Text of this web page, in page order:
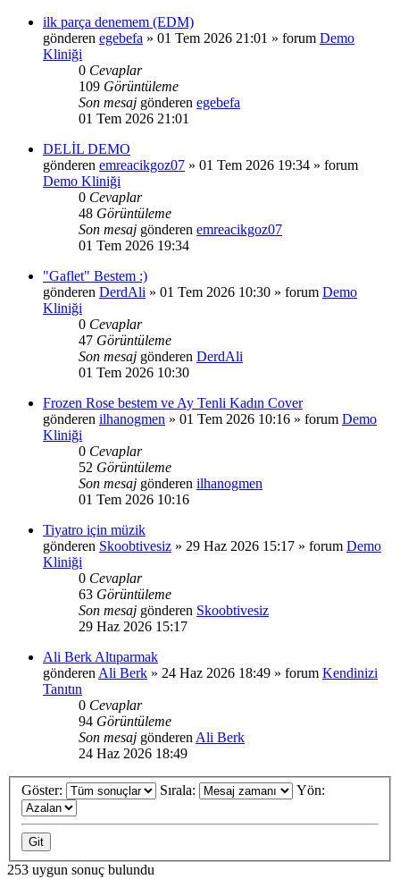
ilk parça denemem (EDM)
gönderen egebefa » 01 Tem 2026 21:01 » forum Demo
Kliniği
0 Cevaplar
109 Görüntüleme
Son mesaj gönderen egebefa
01 Tem 2026 21:01
DELİL DEMO
gönderen emreacikgoz07 » 01 Tem 2026 19:34 » forum
Demo Kliniği
0 Cevaplar
48 Görüntüleme
Son mesaj gönderen emreacikgoz07
01 Tem 2026 19:34
"Gaflet" Bestem :)
gönderen DerdAli » 01 Tem 2026 10:30 » forum Demo
Kliniği
0 Cevaplar
47 Görüntüleme
Son mesaj gönderen DerdAli
01 Tem 2026 10:30
Frozen Rose bestem ve Ay Tenli Kadın Cover
gönderen ilhanogmen » 01 Tem 2026 10:16 » forum Demo
Kliniği
0 Cevaplar
52 Görüntüleme
Son mesaj gönderen ilhanogmen
01 Tem 2026 10:16
Tiyatro için müzik
gönderen Skoobtivesiz » 29 Haz 2026 15:17 » forum Demo
Kliniği
0 Cevaplar
63 Görüntüleme
Son mesaj gönderen Skoobtivesiz
29 Haz 2026 15:17
Ali Berk Altıparmak
gönderen Ali Berk » 24 Haz 2026 18:49 » forum Kendinizi
Tanıtın
0 Cevaplar
94 Görüntüleme
Son mesaj gönderen Ali Berk
24 Haz 2026 18:49
Göster: Sırala: Yön:
253 uygun sonuç bulundu